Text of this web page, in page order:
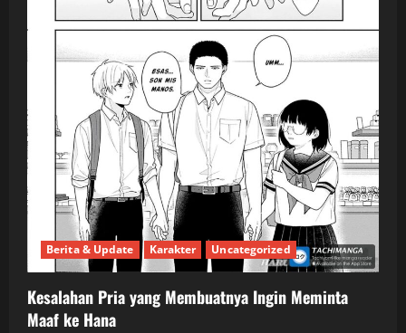
Berita & Update Karakter Uncategorized
Kesalahan Pria yang Membuatnya Ingin Meminta
Maaf ke Hana